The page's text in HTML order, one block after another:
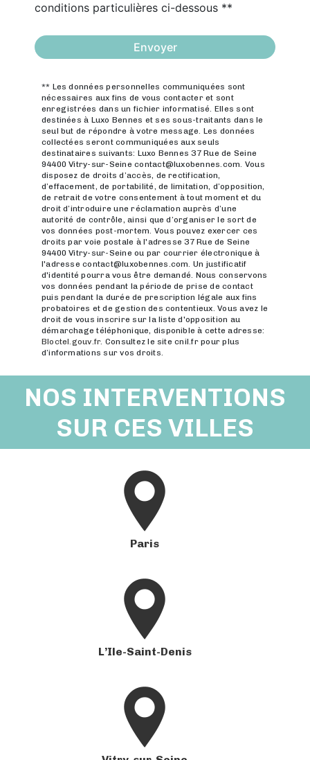
conditions particulières ci-dessous **
Envoyer
** Les données personnelles communiquées sont
nécessaires aux fins de vous contacter et sont
enregistrées dans un fichier informatisé. Elles sont
destinées à Luxo Bennes et ses sous-traitants dans le
seul but de répondre à votre message. Les données
collectées seront communiquées aux seuls
destinataires suivants: Luxo Bennes 37 Rue de Seine
94400 Vitry-sur-Seine contact@luxobennes.com. Vous
disposez de droits d’accès, de rectification,
d’effacement, de portabilité, de limitation, d’opposition,
de retrait de votre consentement à tout moment et du
droit d’introduire une réclamation auprès d’une
autorité de contrôle, ainsi que d’organiser le sort de
vos données post-mortem. Vous pouvez exercer ces
droits par voie postale à l'adresse 37 Rue de Seine
94400 Vitry-sur-Seine ou par courrier électronique à
l'adresse contact@luxobennes.com. Un justificatif
d'identité pourra vous être demandé. Nous conservons
vos données pendant la période de prise de contact
puis pendant la durée de prescription légale aux fins
probatoires et de gestion des contentieux. Vous avez le
droit de vous inscrire sur la liste d'opposition au
démarchage téléphonique, disponible à cette adresse:
Bloctel.gouv.fr. Consultez le site cnil.fr pour plus
d’informations sur vos droits.
NOS INTERVENTIONS
SUR CES VILLES
Paris
L’Ile-Saint-Denis